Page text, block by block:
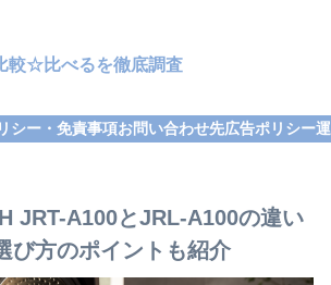
較☆比べるを徹底調査
シー・免責事項お問い合わせ先広告ポリシー
JRT-A100とJRL-A100の違い
び方のポイントも紹介